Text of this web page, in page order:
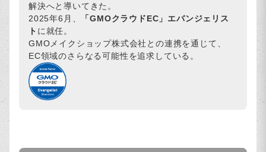
解決へと導いてきた。
2025年6月、
「GMOクラウドEC」エバンジェリス
ト に就任。
GMOメイクショップ株式会社との連携を通じて、
EC領域のさらなる可能性を追求している。